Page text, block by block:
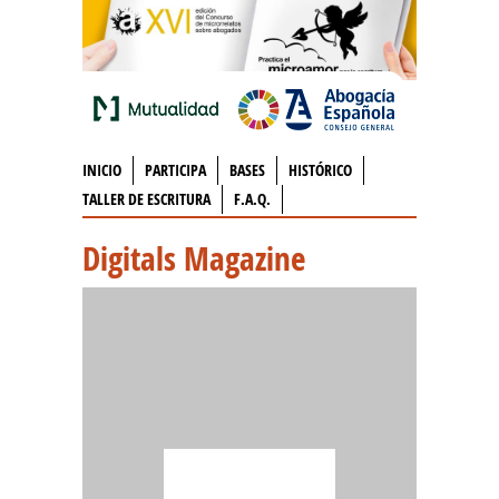
INICIO PARTICIPA BASES
HISTÓRICO
TALLER DE ESCRITURA
F.A.Q.
Digitals Magazine